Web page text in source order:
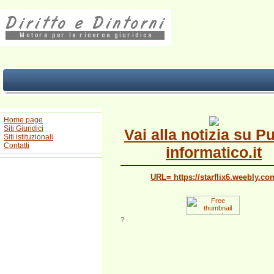
Home page
Siti Giuridici
Siti istituzionali
Contatti
Vai alla notizia su
informatico.it
URL= https://
?